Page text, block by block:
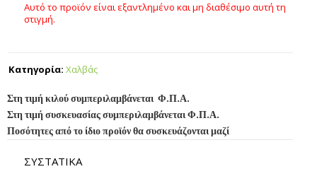
Αυτό το προϊόν είναι εξαντλημένο και μη διαθέσιμο αυτή τη
στιγμή.
Κατηγορία: Χαλβάς
Στη τιμή κιλού συμπεριλαμβάνεται Φ.Π.Α.
Στη τιμή συσκευασίας συμπεριλαμβάνεται Φ.Π.Α.
Ποσότητες από το ίδιο προϊόν θα συσκευάζονται μαζί
ΣΥΣΤΑΤΙΚΑ